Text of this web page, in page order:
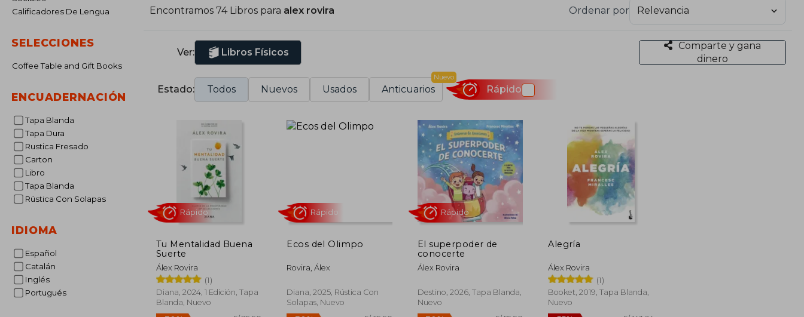
Calificadores De Lengua
SELECCIONES
Coffee Table and Gift Books
ENCUADERNACIÓN
Tapa Blanda
Tapa Dura
Rustica Fresado
Carton
Libro
Tapa Blanda
Rústica Con Solapas
IDIOMA
Español
Catalán
Inglés
Portugués
Rovira destaca por contar con diferentes registros literarios: los ensayos como "La burbuja interior, "La
ficción empresarial con "El beneficio" o la novela con "La última respuesta".
En la actualidad se dedica a la formación a través la Escuela Humanista Digital en su plataforma
alexroviraescuela.com. También desempeña su papel como conferenciante impartiendo contenidos tanto
al público en general como a empresarios y sus temáticas abordan tanto contenidos relacionados con
ponete muy destacado en relevantes foros de Europa, América y Asia.
Encontramos 74 Libros para alex rovira Ordenar por
Ver: Libros Físicos
Comparte y gana
dinero
Estado: Todos Nuevos Usados Anticuarios
Nuevo
Rápido
Tu Mentalidad Buena
Suerte
Álex Rovira
(1)
Diana, 2024, 1 Edición, Tapa
Blanda, Nuevo
Ecos del Olimpo
Rovira, Álex
Diana, 2025, Rústica Con
Solapas, Nuevo
El superpoder de
conocerte
Álex Rovira
Destino, 2026, Tapa Blanda,
Nuevo
Alegría
Álex Rovira
(1)
Booket, 2019, Tapa Blanda,
Nuevo